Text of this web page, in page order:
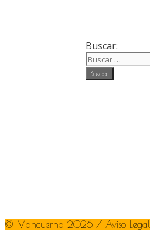
Buscar:
© Mancuerna 2026 / Aviso Legal